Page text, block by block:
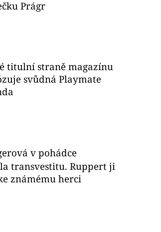
Prágr
titulní straně magazínu
svůdná Playmate
v pohádce
transvestitu. Ruppert ji
známému herci